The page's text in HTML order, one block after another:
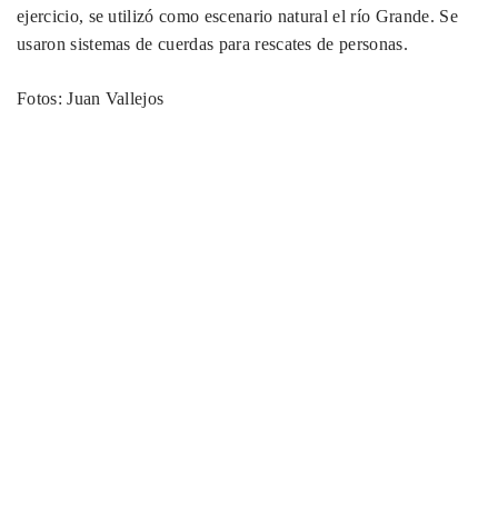
ejercicio, se utilizó como escenario natural el río Grande. Se
usaron sistemas de cuerdas para rescates de personas.
Fotos: Juan Vallejos